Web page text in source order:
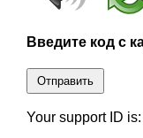
Введите код с
Отправить
Your support ID